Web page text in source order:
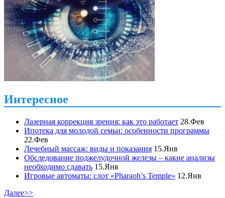
Интересное
Лазерная коррекция зрения: как это работает 28.Фев
Ипотека для молодой семьи: особенности программы
22.Фев
Лечебный массаж: виды и показания 15.Янв
Обследование поджелудочной железы – какие анализы
необходимо сдавать 15.Янв
Игровые автоматы: слот «Pharaoh’s Temple» 12.Янв
Далее>>